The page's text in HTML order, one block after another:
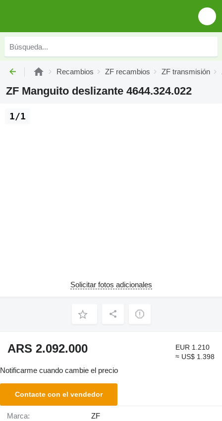
Recambios ZF recambios ZF transmisión
ZF Manguito deslizante 4644.324.022
1/1
Solicitar fotos adicionales
ARS 2.092.000
EUR 1.210
≈ US$ 1.398
Notificarme cuando cambie el precio
Contacte con el vendedor
Marca: ZF